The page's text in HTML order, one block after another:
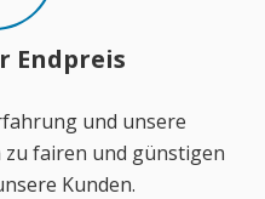
Endpreis
und unsere
fairen und günstigen
Kunden.